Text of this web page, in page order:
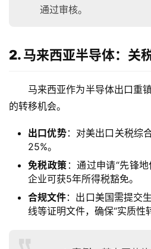
通过审核。
2. 马来西亚半导体：关
马来西亚作为半导体出口重
的转移机会。
出口优势：对美出口关税综
25%。
免税政策 ：通过申请“先锋
企业可获5年所得税豁免。
合规文件：出口美国需提交
线等证明文件，确保“实质性